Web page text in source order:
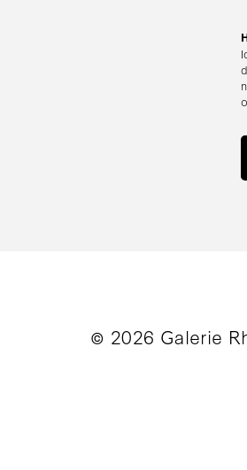
© 2026 Galerie